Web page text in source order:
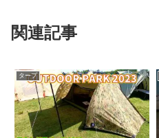
関連記事
タープ